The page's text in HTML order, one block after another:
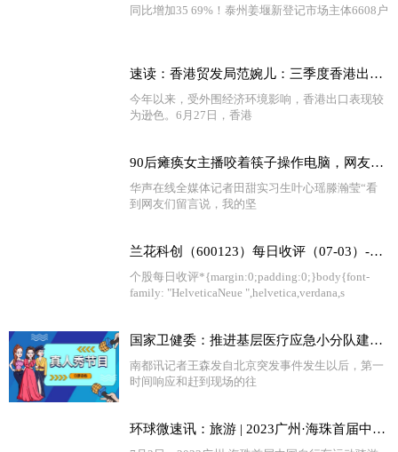
同比增加35 69%！泰州姜堰新登记市场主体6608户
速读：香港贸发局范婉儿：三季度香港出口有望止跌回升 出口信心进一步回暖
今年以来，受外围经济环境影响，香港出口表现较
为逊色。6月27日，香港
90后瘫痪女主播咬着筷子操作电脑，网友直呼励志
华声在线全媒体记者田甜实习生叶心瑶滕瀚莹“看
到网友们留言说，我的坚
兰花科创（600123）每日收评（07-03）-天天短讯
个股每日收评*{margin:0;padding:0;}body{font-
family: "HelveticaNeue ",helvetica,verdana,s
国家卫健委：推进基层医疗应急小分队建设，提升医疗应急能力_全球简讯
南都讯记者王森发自北京突发事件发生以后，第一
时间响应和赶到现场的往
环球微速讯：旅游 | 2023广州·海珠首届中国自行车运动骑游大会举行